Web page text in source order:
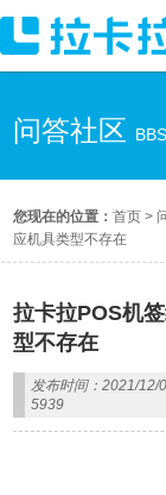
问答社区 BBS
您现在的位置：首页 >
应机具类型不存在
拉卡拉POS机
型不存在
发布时间：2021/12/
5939